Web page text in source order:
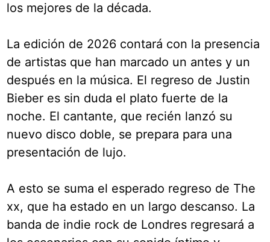
los mejores de la década.
La edición de 2026 contará con la presencia
de artistas que han marcado un antes y un
después en la música. El regreso de Justin
Bieber es sin duda el plato fuerte de la
noche. El cantante, que recién lanzó su
nuevo disco doble, se prepara para una
presentación de lujo.
A esto se suma el esperado regreso de The
xx, que ha estado en un largo descanso. La
banda de indie rock de Londres regresará a